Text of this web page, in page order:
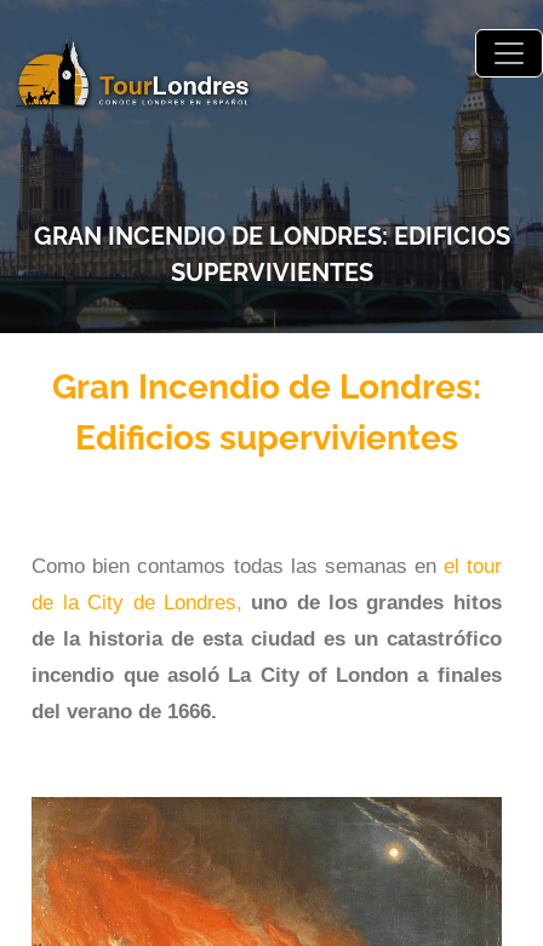
GRAN INCENDIO DE LONDRES: EDIFICIOS
SUPERVIVIENTES
Gran Incendio de Londres:
Edificios supervivientes
Como bien contamos todas las semanas en el tour
de la City de Londres, uno de los grandes hitos
de la historia de esta ciudad es un catastrófico
incendio que asoló La City of London a finales
del verano de 1666.